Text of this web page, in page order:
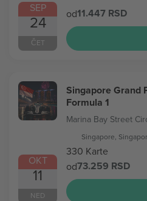
SEP
24
ČET
od11.447 RSD
OKT
11
NED
Singapore Grand
Formula 1
Marina Bay Street
Singapore,
330 Karte
od73.259 RSD